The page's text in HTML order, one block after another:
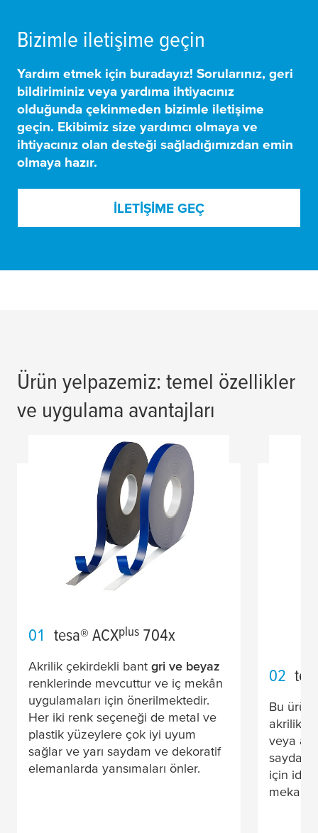
Bizimle iletişime geçin
Yardım etmek için buradayız! Sorularınız, geri
bildiriminiz veya yardıma ihtiyacınız
olduğunda çekinmeden bizimle iletişime
geçin. Ekibimiz size yardımcı olmaya ve
ihtiyacınız olan desteği sağladığımızdan emin
olmaya hazır.
İLETIŞIME GEÇ
Ürün yelpazemiz: temel özellikler
ve uygulama avantajları
01 tesa® ACXplus 704x
Akrilik çekirdekli bant gri ve beyaz
renklerinde mevcuttur ve iç mekân
uygulamaları için önerilmektedir.
Her iki renk seçeneği de metal ve
plastik yüzeylere çok iyi uyum
sağlar ve yarı saydam ve dekoratif
elemanlarda yansımaları önler.
02
Bu
akrilik
veya
saydam
için
mekan